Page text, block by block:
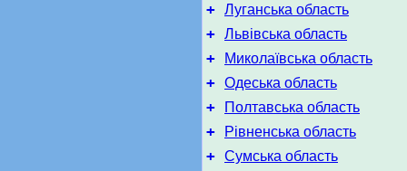
+ Луганська область
+ Львівська область
+ Миколаївська область
+ Одеська область
+ Полтавська область
+ Рівненська область
+ Сумська область